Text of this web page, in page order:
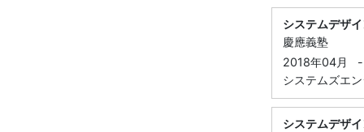
システムデザ
慶應義塾
2018年04月
-
システムズエ
システムデザ